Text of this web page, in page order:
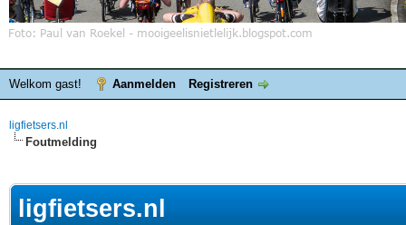
Welkom gast! Aanmelden Registreren
ligfietsers.nl
Foutmelding
ligfietsers.nl